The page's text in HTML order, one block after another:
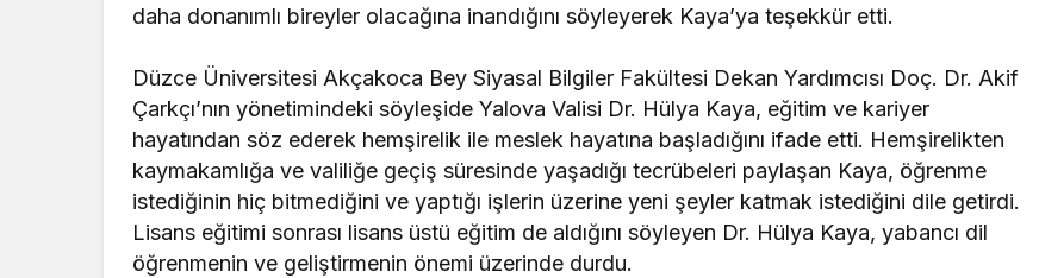
daha donanımlı bireyler olacağına inandığını söyleyerek Kaya’ya teşekkür etti.
Düzce Üniversitesi Akçakoca Bey Siyasal Bilgiler Fakültesi Dekan Yardımcısı Doç. Dr. Akif
Çarkçı’nın yönetimindeki söyleşide Yalova Valisi Dr. Hülya Kaya, eğitim ve kariyer
hayatından söz ederek hemşirelik ile meslek hayatına başladığını ifade etti. Hemşirelikten
kaymakamlığa ve valiliğe geçiş süresinde yaşadığı tecrübeleri paylaşan Kaya, öğrenme
istediğinin hiç bitmediğini ve yaptığı işlerin üzerine yeni şeyler katmak istediğini dile getirdi.
Lisans eğitimi sonrası lisans üstü eğitim de aldığını söyleyen Dr. Hülya Kaya, yabancı dil
öğrenmenin ve geliştirmenin önemi üzerinde durdu.